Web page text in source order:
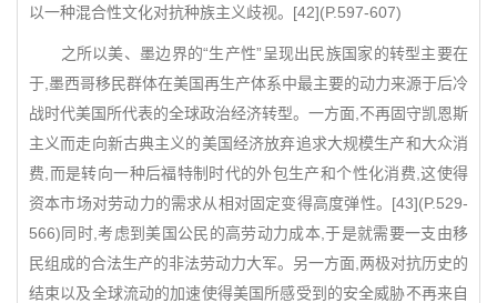
以一种混合性文化对抗种族主义歧视。[42](P.597-607)
之所以美、墨边界的“生产性”呈现出民族国家的转型主要在
于,墨西哥移民群体在美国再生产体系中最主要的动力来源于后冷
战时代美国所代表的全球政治经济转型。一方面,不再固守凯恩斯
主义而走向新古典主义的美国经济放弃追求大规模生产和大众消
费,而是转向一种后福特制时代的外包生产和个性化消费,这使得
资本市场对劳动力的需求从相对固定变得高度弹性。[43](P.529-
566)同时,考虑到美国公民的高劳动力成本,于是就需要一支由移
民组成的合法生产的非法劳动力大军。另一方面,两极对抗历史的
结束以及全球流动的加速使得美国所感受到的安全威胁不再来自